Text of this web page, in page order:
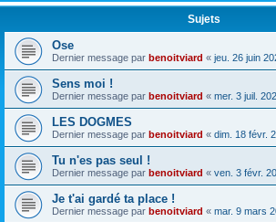
Sujets
Ose
Dernier message par benoitviard « jeu. 26 juin
Sens moi !
Dernier message par benoitviard « mer. 3 juil.
LES DOGMES
Dernier message par benoitviard « dim. 18 févr.
Tu n'es pas seul !
Dernier message par benoitviard « ven. 3 févr.
Je t'ai gardé ta place !
Dernier message par benoitviard « mar. 9 mars